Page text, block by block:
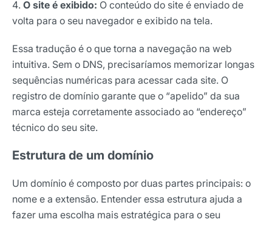
O site é exibido: O conteúdo do site é enviado de
volta para o seu navegador e exibido na tela.
Essa tradução é o que torna a navegação na web
intuitiva. Sem o DNS, precisaríamos memorizar longas
sequências numéricas para acessar cada site. O
registro de domínio garante que o “apelido” da sua
marca esteja corretamente associado ao “endereço”
técnico do seu site.
Estrutura de um domínio
Um domínio é composto por duas partes principais: o
nome e a extensão. Entender essa estrutura ajuda a
fazer uma escolha mais estratégica para o seu